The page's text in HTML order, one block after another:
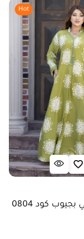
Hot
موديل صيفي بجيوب كود 0804